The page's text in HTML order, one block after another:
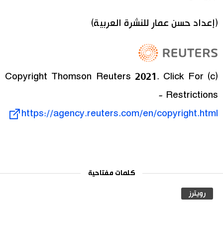
(إعداد حسن عمار للنشرة العربية)
(c) Copyright Thomson Reuters 2021. Click For
Restrictions -
https://agency.reuters.com/en/copyright.html
كلمات مفتاحية
رويترز